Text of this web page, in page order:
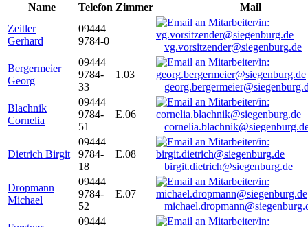
Name
Telefon Zimmer
Mail
Zeitler
Gerhard
09444
9784-0
vg.vorsitzender@siegenburg.de
Bergermeier
Georg
09444
9784-
33
1.03
Blachnik
Cornelia
09444
9784-
51
E.06
Dietrich Birgit
09444
9784-
18
E.08
birgit.dietrich@siegenburg.de
Dropmann
Michael
09444
9784-
52
E.07
09444